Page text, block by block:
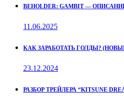
BEHOLDER: GAMBIT —
11.06.2025
КАК ЗАРАБОТАТЬ ГОЛДЫ?
23.12.2024
РАЗБОР ТРЕЙЛЕРА “KITSUNE